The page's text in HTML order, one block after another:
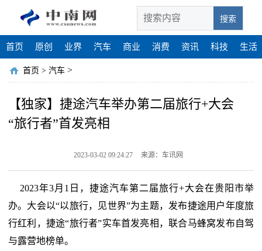
搜索
首页 原创 业界 汽车 商业 消费 资讯 科技 生活
首页 > 汽车 >
【独家】捷途汽车举办第二届旅行+大会
“旅行者”首发亮相
2023-03-02 09:24:27 来源：车讯网
2023年3月1日，捷途汽车第二届旅行+大会在贵阳市举
办。大会以“以旅行，见世界”为主题，发布捷途用户年度旅
行红利，捷途“旅行者”实车首发亮相，联合马蜂窝发布自驾
与露营地榜单。